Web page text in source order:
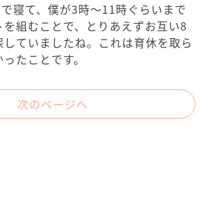
寝て、僕が3時〜11時ぐらいまで
組むことで、とりあえずお互い8
ていましたね。これは育休を取ら
たことです。
次のページへ